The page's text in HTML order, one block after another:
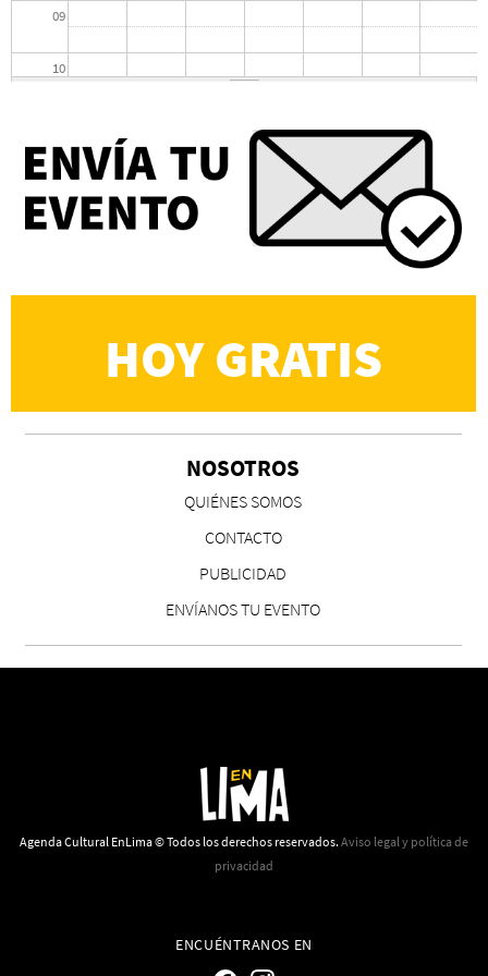
09
10
12
13
17
21
HOY GRATIS
NOSOTROS
QUIÉNES SOMOS
CONTACTO
PUBLICIDAD
ENVÍANOS TU EVENTO
Agenda Cultural EnLima © Todos los derechos reservados. Aviso legal y política de
privacidad
ENCUÉNTRANOS EN